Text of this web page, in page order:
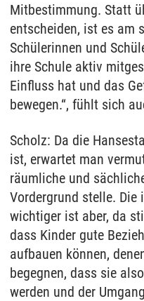
Mitbestimmung. Statt
entscheiden, ist es am
Schülerinnen und
ihre Schule aktiv
Einfluss hat und das
bewegen.“, fühlt sich
Scholz: Da die
ist, erwartet man
räumliche und
Vordergrund stelle.
wichtiger ist aber, da
dass Kinder gute
aufbauen können,
begegnen, dass sie
werden und der